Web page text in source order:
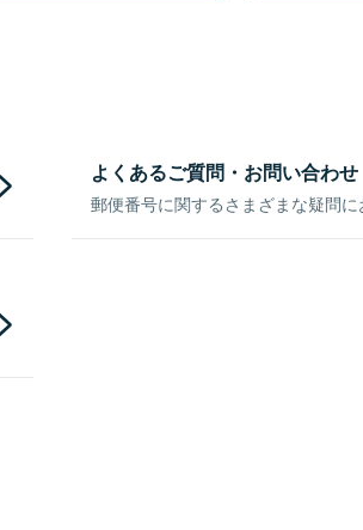
よくあるご質問・お問い合わせ
郵便番号に関するさまざまな疑問に